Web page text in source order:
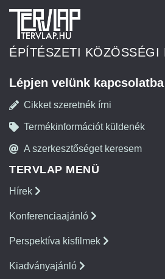
ÉPÍTÉSZETI KÖZÖSSÉGI
Lépjen velünk
Cikket szeretnék írni
Termékinformációt küldenék
A szerkesztőséget keresem
TERVLAP MENÜ
Hírek
Konferenciaajánló
Perspektíva kisfilmek
Kiadványajánló